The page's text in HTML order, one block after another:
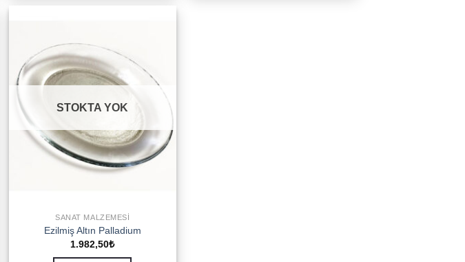
STOKTA YOK
SANAT MALZEMESI
Ezilmiş Altın Palladium
1.982,50₺